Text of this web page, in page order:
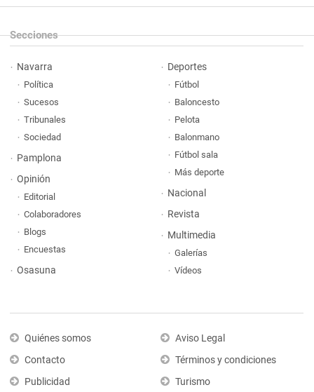
Secciones
Navarra
Política
Sucesos
Tribunales
Sociedad
Pamplona
Opinión
Editorial
Colaboradores
Blogs
Encuestas
Osasuna
Deportes
Fútbol
Baloncesto
Pelota
Balonmano
Fútbol sala
Más deporte
Nacional
Revista
Multimedia
Galerías
Vídeos
Quiénes somos
Contacto
Publicidad
Aviso Legal
Términos y condiciones
Turismo